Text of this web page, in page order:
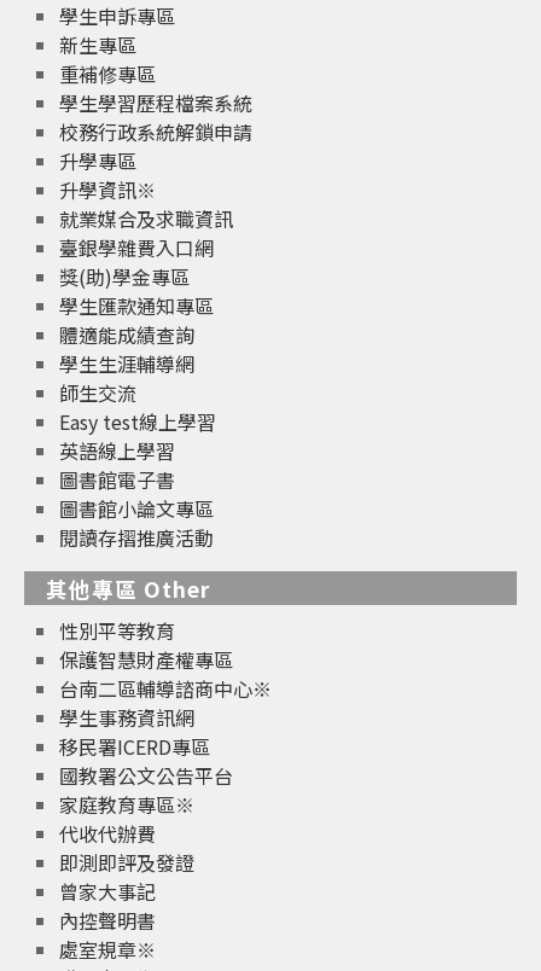
學生申訴專區
新生專區
重補修專區
學生學習歷程檔案系統
校務行政系統解鎖申請
升學專區
升學資訊※
就業媒合及求職資訊
臺銀學雜費入口網
獎(助)學金專區
學生匯款通知專區
體適能成績查詢
學生生涯輔導網
師生交流
Easy test線上學習
英語線上學習
圖書館電子書
圖書館小論文專區
閱讀存摺推廣活動
其他專區 Other
性別平等教育
保護智慧財產權專區
台南二區輔導諮商中心※
學生事務資訊網
移民署ICERD專區
國教署公文公告平台
家庭教育專區※
代收代辦費
即測即評及發證
曾家大事記
內控聲明書
處室規章※